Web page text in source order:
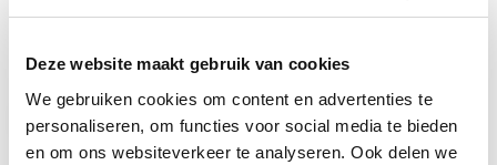
Deze website maakt gebruik van cookies
We gebruiken cookies om content en advertenties te
personaliseren, om functies voor social media te bieden
en om ons websiteverkeer te analyseren. Ook delen we